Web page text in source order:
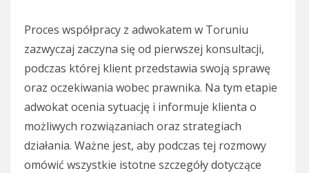
Proces współpracy z adwokatem w Toruniu
zazwyczaj zaczyna się od pierwszej konsultacji,
podczas której klient przedstawia swoją sprawę
oraz oczekiwania wobec prawnika. Na tym etapie
adwokat ocenia sytuację i informuje klienta o
możliwych rozwiązaniach oraz strategiach
działania. Ważne jest, aby podczas tej rozmowy
omówić wszystkie istotne szczegóły dotyczące